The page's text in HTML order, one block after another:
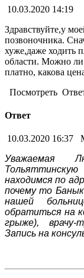
10.03.2020 14:19
Здравствуйте,у
позвоночника.
хуже,даже ходить
области. Можно ли
платно, какова
Посмотреть
Ответ
10.03.2020 16:37
Уважаемая
находимся по
почему то
нашей
обратиться на
грыже), врачу-
Запись на